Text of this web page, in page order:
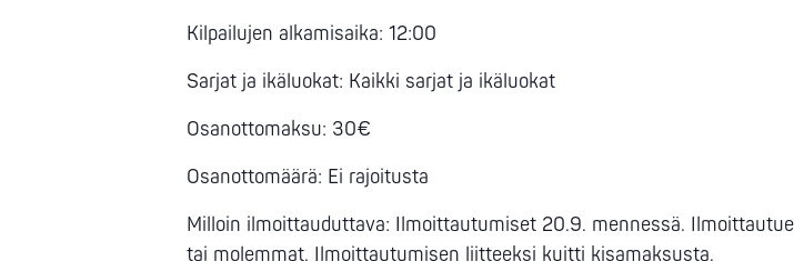
Kilpailujen alkamisaika: 12:00
Sarjat ja ikäluokat: Kaikki sarjat ja ikäluokat
Osanottomaksu: 30€
Osanottomäärä: Ei rajoitusta
Milloin ilmoittauduttava: Ilmoittautumiset 20.9. mennessä.
tai molemmat. Ilmoittautumisen liitteeksi kuitti kisamaksusta.